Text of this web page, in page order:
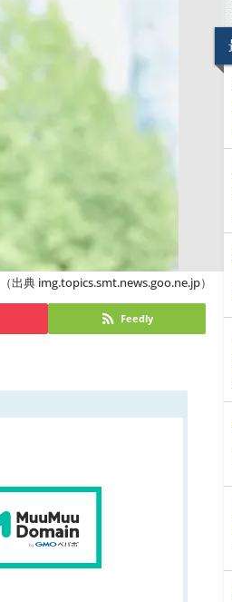
（出典 img.topics.smt.news.goo.ne.jp）
Feedly